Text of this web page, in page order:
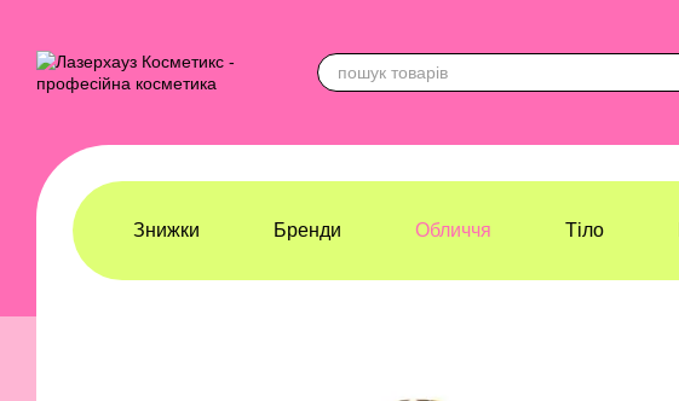
Знижки Бренди Обличчя Тіло